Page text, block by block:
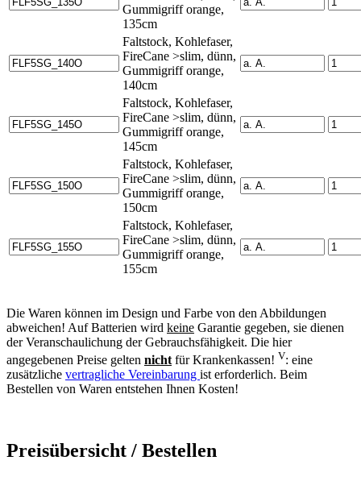
Gummigriff orange,
135cm
Faltstock, Kohlefaser,
FireCane >slim, dünn,
Gummigriff orange,
140cm
Faltstock, Kohlefaser,
FireCane >slim, dünn,
Gummigriff orange,
145cm
Faltstock, Kohlefaser,
FireCane >slim, dünn,
Gummigriff orange,
150cm
Faltstock, Kohlefaser,
FireCane >slim, dünn,
Gummigriff orange,
155cm
Die Waren können im Design und Farbe von den Abbildungen
abweichen! Auf Batterien wird keine Garantie gegeben, sie dienen
der Veranschaulichung der Gebrauchsfähigkeit. Die hier
angegebenen Preise gelten nicht für Krankenkassen! V: eine
zusätzliche vertragliche Vereinbarung ist erforderlich. Beim
Bestellen von Waren entstehen Ihnen Kosten!
Preisübersicht / Bestellen